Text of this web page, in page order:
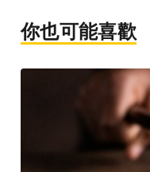
你也可能喜歡